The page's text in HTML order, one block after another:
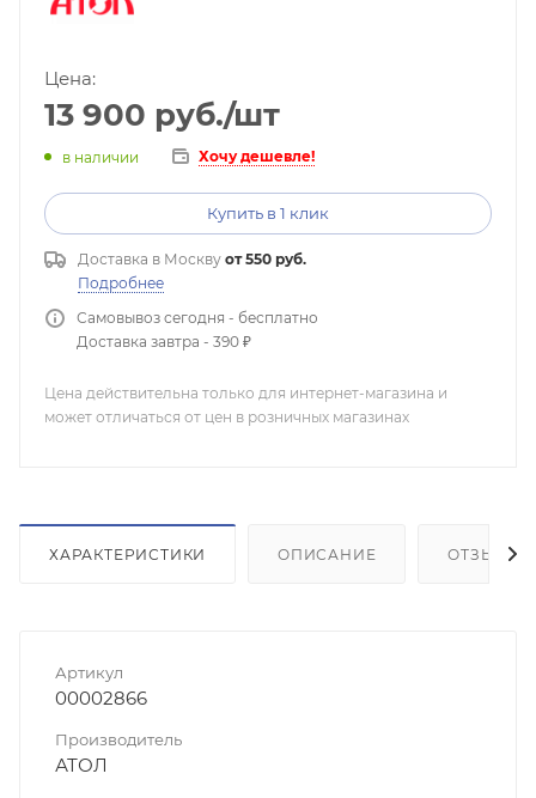
Цена:
13 900 руб./шт
в наличии Хочу дешевле!
Купить в 1 клик
Доставка в Москву от 550 руб.
Подробнее
Самовывоз сегодня - бесплатно
Доставка завтра - 390 ₽
Цена действительна только для интернет-магазина и
может отличаться от цен в розничных магазинах
ХАРАКТЕРИСТИКИ ОПИСАНИЕ ОТЗЫВЫ
Артикул
00002866
Производитель
АТОЛ